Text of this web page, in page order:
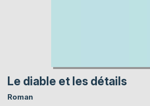
Le diable et les détails
Roman